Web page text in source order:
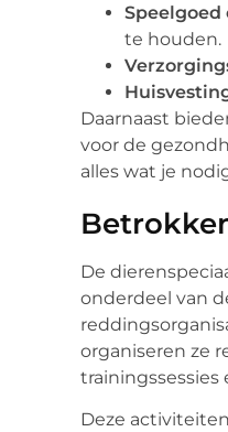
Speelgoed
te houden.
Daarnaast
voor de
alles wat je
De
onderdeel van
organiseren ze
trainingssessies
Deze